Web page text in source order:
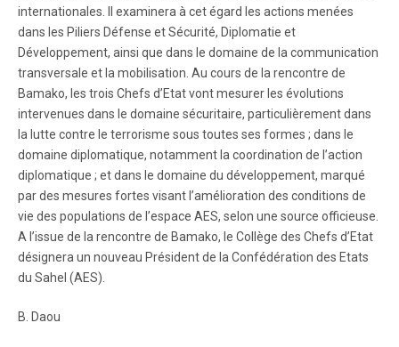
internationales. Il examinera à cet égard les actions menées
dans les Piliers Défense et Sécurité, Diplomatie et
Développement, ainsi que dans le domaine de la communication
transversale et la mobilisation. Au cours de la rencontre de
Bamako, les trois Chefs d’Etat vont mesurer les évolutions
intervenues dans le domaine sécuritaire, particulièrement dans
la lutte contre le terrorisme sous toutes ses formes ; dans le
domaine diplomatique, notamment la coordination de l’action
diplomatique ; et dans le domaine du développement, marqué
par des mesures fortes visant l’amélioration des conditions de
vie des populations de l’espace AES, selon une source officieuse.
A l’issue de la rencontre de Bamako, le Collège des Chefs d’Etat
désignera un nouveau Président de la Confédération des Etats
du Sahel (AES).
B. Daou